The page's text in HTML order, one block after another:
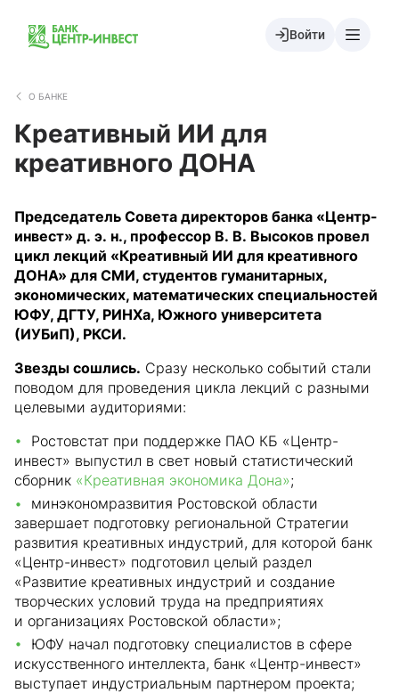
Войти
О БАНКЕ
Креативный ИИ для
креативного ДОНА
Председатель Совета директоров банка «Центр-
инвест» д. э. н., профессор В. В. Высоков провел
цикл лекций «Креативный ИИ для креативного
ДОНА» для СМИ, студентов гуманитарных,
экономических, математических специальностей
ЮФУ, ДГТУ, РИНХа, Южного университета
(ИУБиП), РКСИ.
Звезды сошлись. Сразу несколько событий стали
поводом для проведения цикла лекций с разными
целевыми аудиториями:
Ростовстат при поддержке ПАО КБ «Центр-
инвест» выпустил в свет новый статистический
сборник «Креативная экономика Дона»;
минэкономразвития Ростовской области
завершает подготовку региональной Стратегии
развития креативных индустрий, для которой банк
«Центр-инвест» подготовил целый раздел
«Развитие креативных индустрий и создание
творческих условий труда на предприятиях
и организациях Ростовской области»;
ЮФУ начал подготовку специалистов в сфере
искусственного интеллекта, банк «Центр-инвест»
выступает индустриальным партнером проекта;